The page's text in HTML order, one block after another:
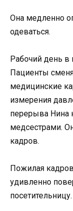
Она медленно
одеваться.
Рабочий день в
Пациенты
медицинские
измерения
перерыва Нина
медсестрами.
кадров.
Пожилая
удивленно
посетительницу.